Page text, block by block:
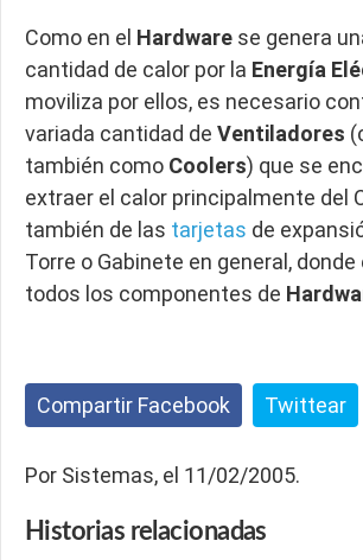
Como en el Hardware se genera
cantidad de calor por la Energía
moviliza por ellos, es necesario
variada cantidad de Ventiladores
también como Coolers) que se
extraer el calor principalmente del
también de las tarjetas de
Torre o Gabinete en general,
todos los componentes de
Compartir Facebook Twittear
Por Sistemas, el 11/02/2005.
Historias relacionadas